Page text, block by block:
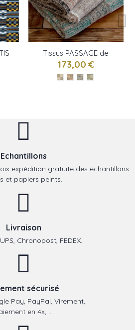
Tissus PASSAGE de
ELITIS
173,00 €
Echantillons
expédition gratuite des échantillons
et papiers peints.
Livraison
Chronopost, FEDEX.
sécurisé
Pay, PayPal, Virement,
en 4x, ...